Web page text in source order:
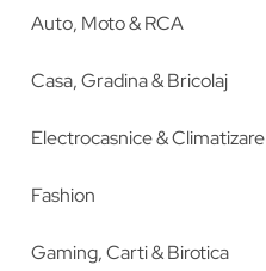
Auto, Moto & RCA
Casa, Gradina & Bricolaj
Electrocasnice & Climatizare
Fashion
Gaming, Carti & Birotica